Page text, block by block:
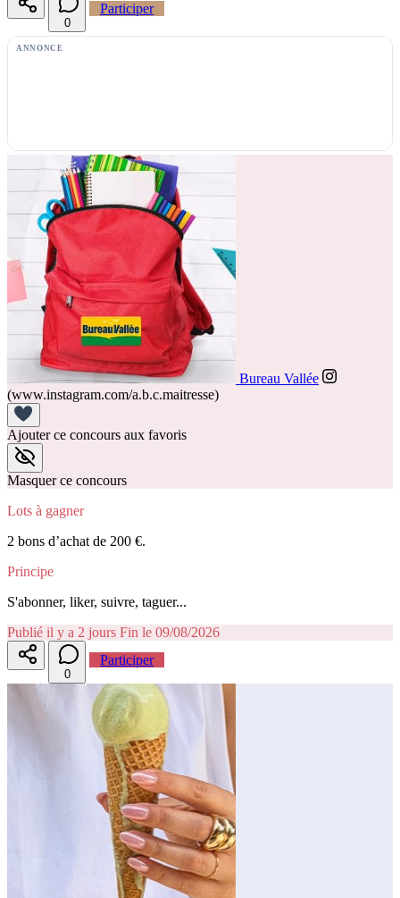
0
Participer
ANNONCE
Bureau Vallée
(www.instagram.com/a.b.c.maitresse)
Ajouter ce concours aux favoris
Masquer ce concours
Lots à gagner
2 bons d’achat de 200 €.
Principe
S'abonner, liker, suivre, taguer...
Publié il y a 2 jours Fin le 09/08/2026
0
Participer